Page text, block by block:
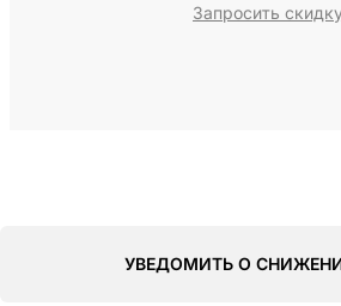
Запросить
УВЕДОМИТЬ О